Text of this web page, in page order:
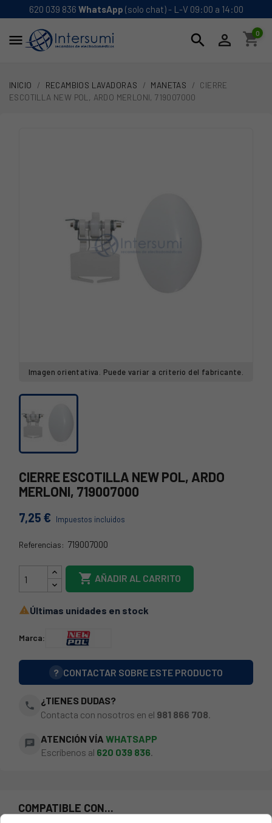
620 039 836 WhatsApp (solo chat) - L-V 09:00 a 14:00
 search  shopping_cart
0
INICIO RECAMBIOS LAVADORAS MANETAS
CIERRE
ESCOTILLA NEW POL, ARDO MERLONI, 719007000
Imagen orientativa. Puede variar a criterio del fabricante.
CIERRE ESCOTILLA NEW POL, ARDO
MERLONI, 719007000
7,25 € Impuestos incluidos
Referencias: 719007000
21NP0005
 AÑADIR AL CARRITO
Últimas unidades en stock
Marca:
? CONTACTAR SOBRE ESTE PRODUCTO
phone
¿TIENES DUDAS?
Contacta con nosotros en el 981 866 708
chat ATENCIÓN VÍA WHATSAPP
Escríbenos al 620 039 836.
COMPATIBLE CON...